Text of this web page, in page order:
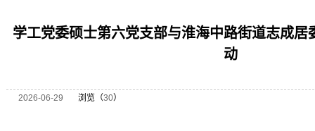
学工党委硕士第六党支部与淮海中路街道志成居
动
2026-06-29 浏览（30）